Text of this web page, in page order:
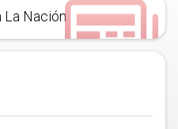
Nación